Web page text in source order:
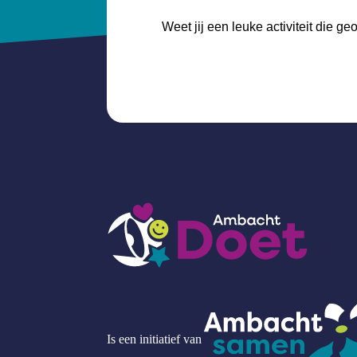
Weet jij een leuke activiteit die
Is een initiatief van